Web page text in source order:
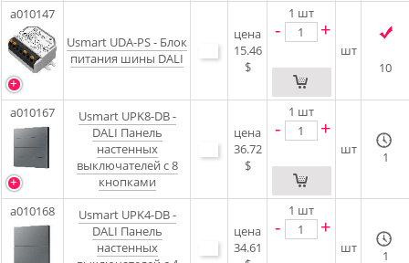
a010147
Usmart UDA-PS - Блок
питания шины DALI
цена
15.46
$
1 шт
- +
шт
10
a010167
Usmart UPK8-DB -
DALI Панель
настенных
выключателей с 8
кнопками
цена
36.72
$
1 шт
- +
шт 1
a010168
Usmart UPK4-DB -
DALI Панель
настенных
цена
34.61
1 шт
- +
шт 1